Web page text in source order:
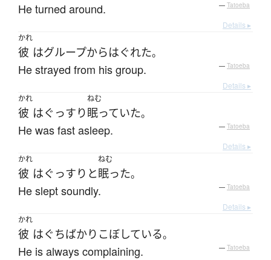
He turned around. — Tatoeba
Details ▸
かれ
彼 はグループからはぐれた。
He strayed from his group. — Tatoeba
Details ▸
かれ
彼 はぐっすり
ねむ
眠っていた。
He was fast asleep. — Tatoeba
Details ▸
かれ
彼 はぐっすりと
ねむ
眠った。
He slept soundly. — Tatoeba
Details ▸
かれ
彼 はぐちばかり こぼしている。
He is always complaining. — Tatoeba